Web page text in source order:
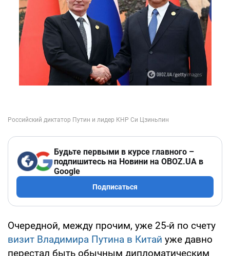
Будьте первыми в курсе главного –
подпишитесь на Новини на OBOZ.UA в
Google
Подписаться
Очередной, между прочим, уже 25-й по счету
визит Владимира Путина в Китай уже давно
перестал быть обычным дипломатическим